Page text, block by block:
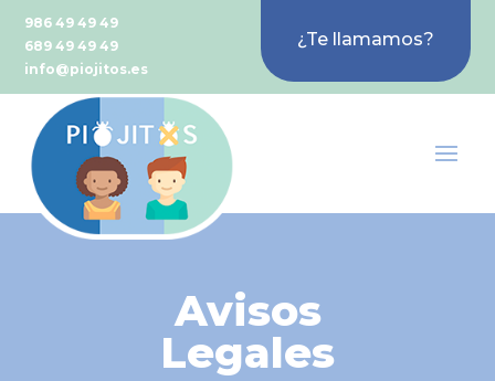
986 49 49 49
689 49 49 49
info@piojitos.es
¿Te llamamos?
Avisos
Legales